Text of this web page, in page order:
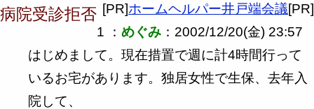
[PR]ホームヘルパー井戸端会議[PR]
病院受診拒否
1 ： めぐみ ：2002/12/20(金) 23:57
はじめまして。現在措置で週に計4時間行って
いるお宅があります。独居女性で生保、去年入
院して、